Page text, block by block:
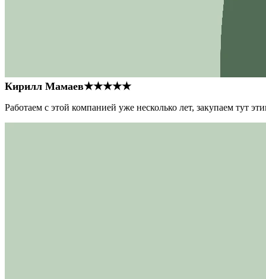
Кирилл Мамаев★★★★★
Работаем с этой компанией уже несколько лет, закупаем тут